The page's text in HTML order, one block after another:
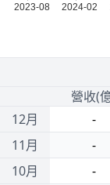
12月
11月
10月
營收(
-
-
-